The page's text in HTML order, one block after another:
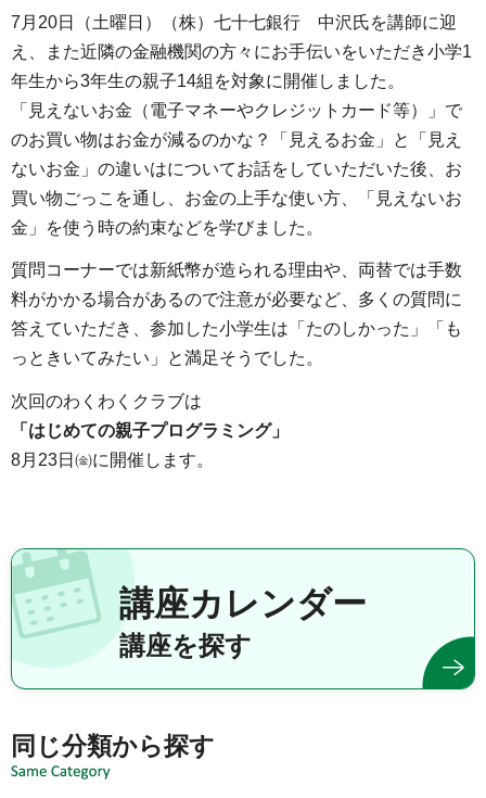
7月20日（土曜日）（株）七十七銀行 中沢氏を講師に迎
え、また近隣の金融機関の方々にお手伝いをいただき小学1
年生から3年生の親子14組を対象に開催しました。
「見えないお金（電子マネーやクレジットカード等）」で
のお買い物はお金が減るのかな？「見えるお金」と「見え
ないお金」の違いはについてお話をしていただいた後、お
買い物ごっこを通し、お金の上手な使い方、「見えないお
金」を使う時の約束などを学びました。
質問コーナーでは新紙幣が造られる理由や、両替では手数
料がかかる場合があるので注意が必要など、多くの質問に
答えていただき、参加した小学生は「たのしかった」「も
っときいてみたい」と満足そうでした。
次回のわくわくクラブは
「はじめての親子プログラミング」
8月23日㈮に開催します。
講座カレンダー
講座を探す
同じ分類から探す